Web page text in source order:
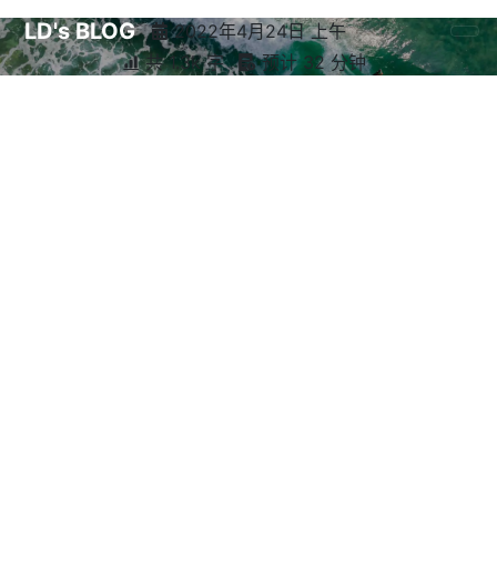
LD's BLOG
2022年4月24日 上午
共 1.3k 字
预计 32 分钟